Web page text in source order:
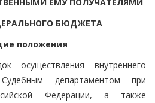
БЮДЖЕТА
положения
осуществления внутреннего
департаментом при
Федерации, а также